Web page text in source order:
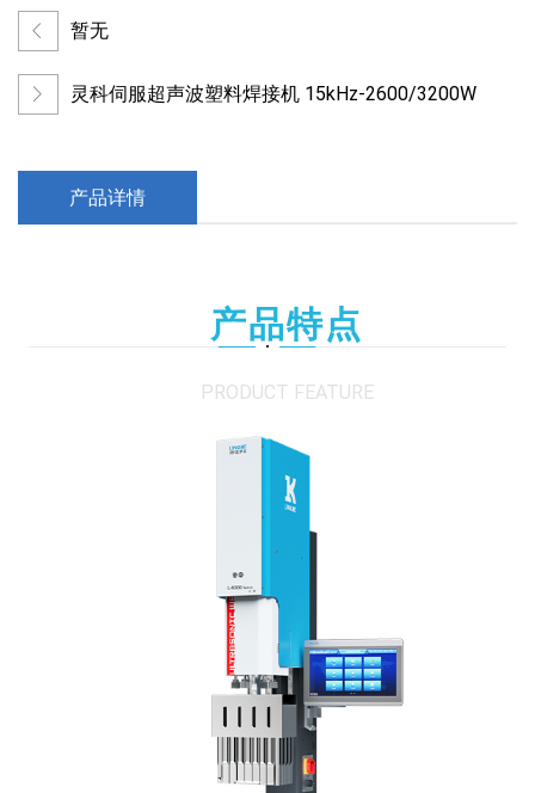
暂无
灵科伺服超声波塑料焊接机 15kHz-2600/3200W
产品详情
产品特点
PRODUCT FEATURE